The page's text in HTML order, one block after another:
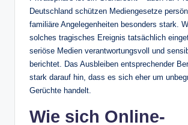
Deutschland schützen Mediengesetze
familiäre Angelegenheiten besonders stark.
solches tragisches Ereignis tatsächlich
seriöse Medien verantwortungsvoll und
berichtet. Das Ausbleiben entsprechender
stark darauf hin, dass es sich eher um
Gerüchte handelt.
Wie sich Online-